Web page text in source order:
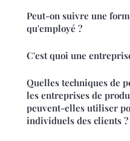
Peut-on suivre une
qu'employé ?
C'est quoi une
Quelles techniques de
les entreprises de
peuvent-elles utiliser
individuels des clients ?